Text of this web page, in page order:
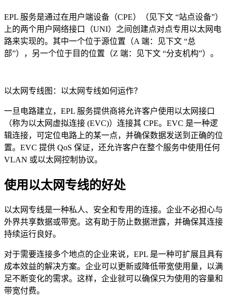
EPL 服务是通过在用户端设备（CPE）（见下文 “站点设备”）
上的两个用户网络接口（UNI）之间创建点对点专用以太网电
路来实现的。其中一个位于源位置（A 端：见下文 “总
部”），另一个位于目的位置（Z 端：见下文 “分支机构”）。
以太网专线图：以太网专线如何运作？
一旦电路建立，EPL 服务提供商将允许客户使用以太网接口
（称为以太网虚拟连接 (EVC)）连接其 CPE。EVC 是一种逻
辑连接，可定位电路上的某一点，并确保数据发送到正确的位
置。EVC 提供 QoS 保证，还允许客户在整个服务中使用任何
VLAN 或以太网控制协议。
使用以太网专线的好处
以太网专线是一种私人、安全和专用的连接。企业不必担心与
外界共享数据或带宽。这有助于防止数据泄露，并确保其连接
持续运行良好。
对于需要连接多个地点的企业来说，EPL 是一种可扩展且具有
成本效益的解决方案。企业可以更新或降低带宽使用量，以满
足不断变化的需求。这样，企业就可以确保只为使用的容量和
带宽付费。